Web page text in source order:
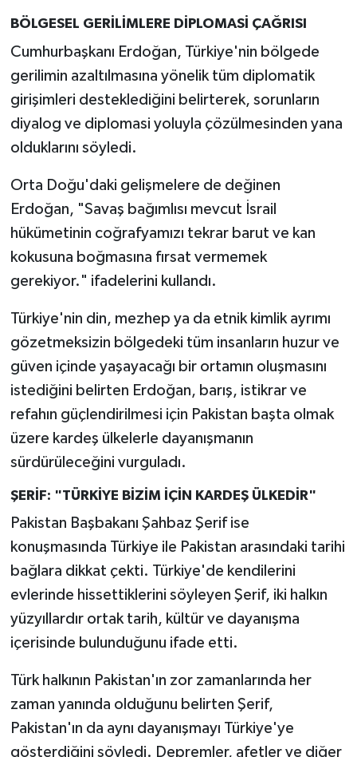
BÖLGESEL GERİLİMLERE DİPLOMASİ ÇAĞRISI
Cumhurbaşkanı Erdoğan, Türkiye'nin bölgede
gerilimin azaltılmasına yönelik tüm diplomatik
girişimleri desteklediğini belirterek, sorunların
diyalog ve diplomasi yoluyla çözülmesinden yana
olduklarını söyledi.
Orta Doğu'daki gelişmelere de değinen
Erdoğan, "Savaş bağımlısı mevcut İsrail
hükümetinin coğrafyamızı tekrar barut ve kan
kokusuna boğmasına fırsat vermemek
gerekiyor." ifadelerini kullandı.
Türkiye'nin din, mezhep ya da etnik kimlik ayrımı
gözetmeksizin bölgedeki tüm insanların huzur ve
güven içinde yaşayacağı bir ortamın oluşmasını
istediğini belirten Erdoğan, barış, istikrar ve
refahın güçlendirilmesi için Pakistan başta olmak
üzere kardeş ülkelerle dayanışmanın
sürdürüleceğini vurguladı.
ŞERİF: "TÜRKİYE BİZİM İÇİN KARDEŞ ÜLKEDİR"
Pakistan Başbakanı Şahbaz Şerif ise
konuşmasında Türkiye ile Pakistan arasındaki tarihi
bağlara dikkat çekti. Türkiye'de kendilerini
evlerinde hissettiklerini söyleyen Şerif, iki halkın
yüzyıllardır ortak tarih, kültür ve dayanışma
içerisinde bulunduğunu ifade etti.
Türk halkının Pakistan'ın zor zamanlarında her
zaman yanında olduğunu belirten Şerif,
Pakistan'ın da aynı dayanışmayı Türkiye'ye
gösterdiğini söyledi. Depremler, afetler ve diğer